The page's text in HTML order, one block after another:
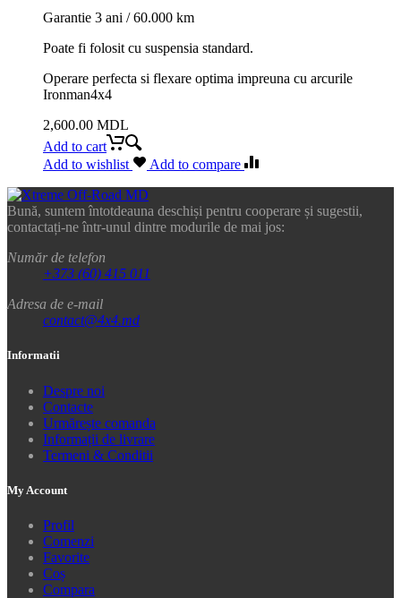
Garantie 3 ani / 60.000 km
Poate fi folosit cu suspensia standard.
Operare perfecta si flexare optima impreuna cu arcurile
Ironman4x4
2,600.00 MDL
Add to cart
Add to wishlist
Add to compare
Bună, suntem întotdeauna deschiși pentru cooperare și sugestii,
contactați-ne într-unul dintre modurile de mai jos:
Număr de telefon
+373 (60) 415 011
Adresa de e-mail
contact@4x4.md
Informatii
Despre noi
Contacte
Urmărește comanda
Informații de livrare
Termeni & Conditii
My Account
Profil
Comenzi
Favorite
Coș
Compara